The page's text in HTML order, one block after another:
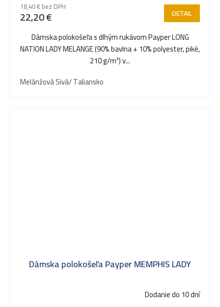
18,40 € bez DPH
22,20 € DETAIL
Dámska polokošeľa s dlhým rukávom Payper LONG
NATION LADY MELANGE (90% bavlna + 10% polyester, piké,
210 g/m²) v...
Melánžová Sivá/ Taliansko
Dámska polokošeľa Payper MEMPHIS LADY
Dodanie do 10 dní